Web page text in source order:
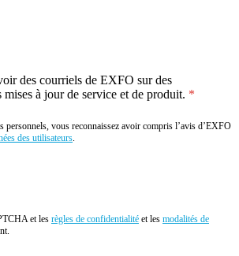
des courriels de EXFO sur des
mises à jour de service et de produit.
personnels, vous reconnaissez avoir compris l’avis d’EXFO
des utilisateurs.
et les règles de confidentialité et les modalités de